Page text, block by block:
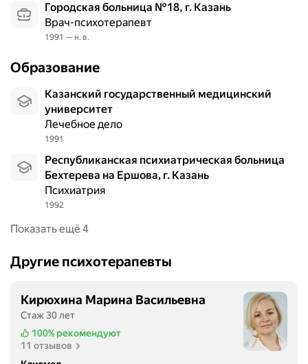
Городская больница №18, г. Казань
Врач-психотерапевт
1991 — н. в.
Образование
Казанский государственный медицинский
университет
Лечебное дело
1991
Республиканская психиатрическая больница
Бехтерева на Ершова, г. Казань
Психиатрия
1992
Показать ещё 4
Другие психотерапевты
Кирюхина Марина Васильевна
Стаж 30 лет
100% рекомендуют
11 отзывов